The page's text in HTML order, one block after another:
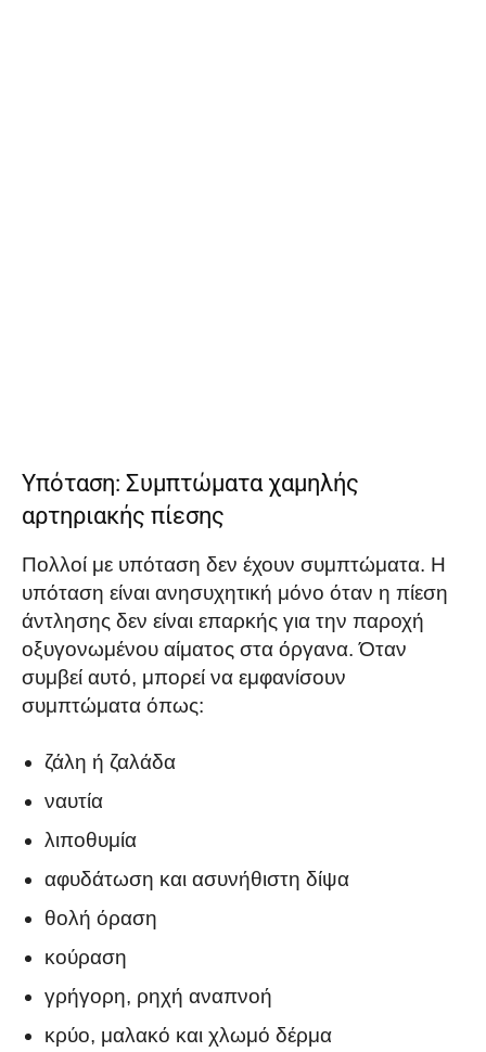
Υπόταση: Συμπτώματα χαμηλής
αρτηριακής πίεσης
Πολλοί με υπόταση δεν έχουν συμπτώματα. Η
υπόταση είναι ανησυχητική μόνο όταν η πίεση
άντλησης δεν είναι επαρκής για την παροχή
οξυγονωμένου αίματος στα όργανα. Όταν
συμβεί αυτό, μπορεί να εμφανίσουν
συμπτώματα όπως:
ζάλη ή ζαλάδα
ναυτία
λιποθυμία
αφυδάτωση και ασυνήθιστη δίψα
θολή όραση
κούραση
γρήγορη, ρηχή αναπνοή
κρύο, μαλακό και χλωμό δέρμα